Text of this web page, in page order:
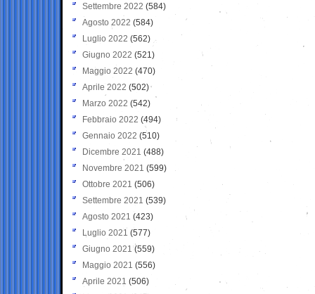
Settembre 2022 (584)
Agosto 2022 (584)
Luglio 2022 (562)
Giugno 2022 (521)
Maggio 2022 (470)
Aprile 2022 (502)
Marzo 2022 (542)
Febbraio 2022 (494)
Gennaio 2022 (510)
Dicembre 2021 (488)
Novembre 2021 (599)
Ottobre 2021 (506)
Settembre 2021 (539)
Agosto 2021 (423)
Luglio 2021 (577)
Giugno 2021(559)
Maggio 2021 (556)
Aprile 2021 (506)